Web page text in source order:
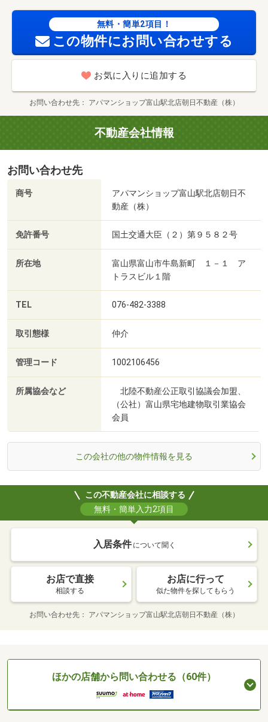
数:10戸
無料・簡単2項目！
この物件にお問い合わせする
お気に入りに追加する
お問い合わせ先 アパマンショップ富山駅北店朝日不動産（株）
不動産会社情報
お問い合わせ先
商号
アパマンショップ富山駅北店朝日不
動産（株）
免許番号 国土交通大臣（２）第９５８２号
所在地
富山県富山市牛島新町 １－１ ア
トラスビル１階
TEL 076-482-3388
取引態様 仲介
管理コード 1002106456
所属協会など
北陸不動産公正取引協議会加盟、
（公社）富山県宅地建物取引業協会
会員
この会社の他の物件情報を見る
この不動産会社に相談する
無料・簡単入力2項目
入居条件 について聞く
お店で直接
相談する
お店に行って
似た物件を探してもらう
お問い合わせ先 アパマンショップ富山駅北店朝日不動産（株）
ほかの店舗から問い合わせる（60件）